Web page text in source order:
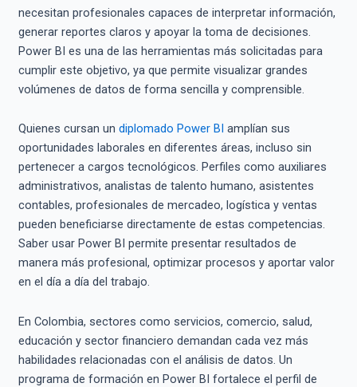
necesitan profesionales capaces de interpretar información,
generar reportes claros y apoyar la toma de decisiones.
Power BI es una de las herramientas más solicitadas para
cumplir este objetivo, ya que permite visualizar grandes
volúmenes de datos de forma sencilla y comprensible.
Quienes cursan un diplomado Power BI amplían sus
oportunidades laborales en diferentes áreas, incluso sin
pertenecer a cargos tecnológicos. Perfiles como auxiliares
administrativos, analistas de talento humano, asistentes
contables, profesionales de mercadeo, logística y ventas
pueden beneficiarse directamente de estas competencias.
Saber usar Power BI permite presentar resultados de
manera más profesional, optimizar procesos y aportar valor
en el día a día del trabajo.
En Colombia, sectores como servicios, comercio, salud,
educación y sector financiero demandan cada vez más
habilidades relacionadas con el análisis de datos. Un
programa de formación en Power BI fortalece el perfil de